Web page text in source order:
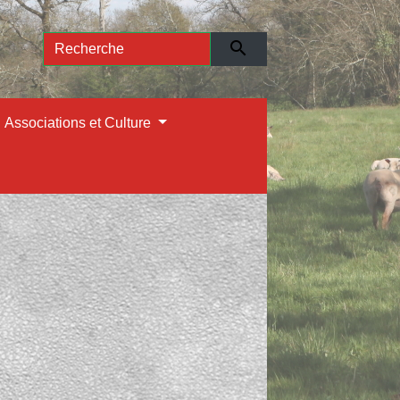
search
Associations et Culture